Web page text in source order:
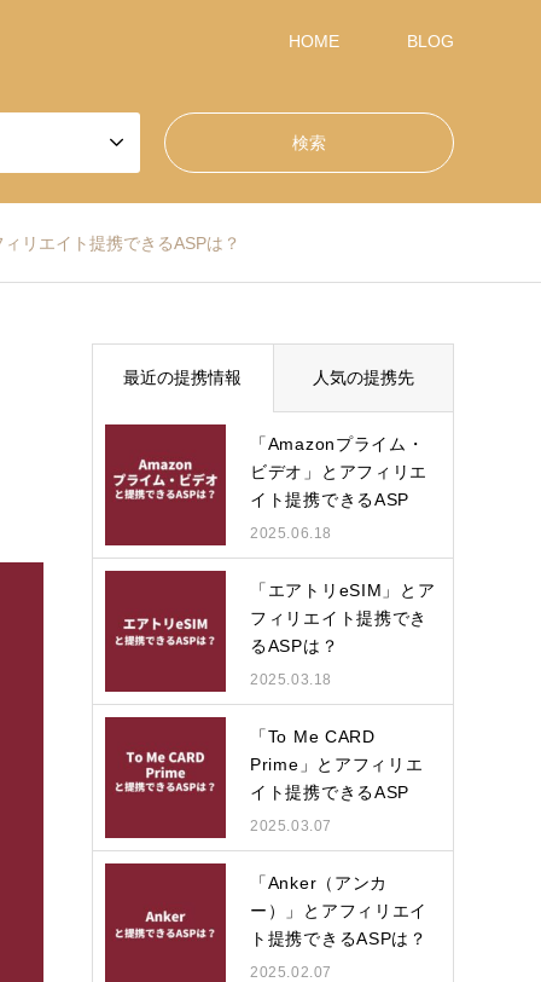
HOME BLOG
リエイト提携できるASPは？
最近の提携情報 人気の提携先
「Amazonプライム・
ビデオ」とアフィリエ
イト提携できるASP
は？
2025.06.18
「エアトリeSIM」とア
フィリエイト提携でき
るASPは？
2025.03.18
「To Me CARD
Prime」とアフィリエ
イト提携できるASP
は？
2025.03.07
「Anker（アンカ
ー）」とアフィリエイ
ト提携できるASPは？
2025.02.07